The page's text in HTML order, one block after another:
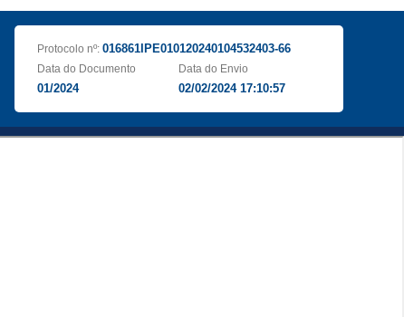
Protocolo nº: 016861IPE010120240104532403-66
Data do Documento
01/2024
Data do Envio
02/02/2024 17:10:57